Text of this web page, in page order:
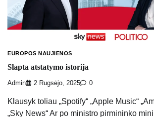
EUROPOS NAUJIENOS
Slapta atstatymo istorija
Admin 2 Rugsėjo, 2025 0
Klausyk toliau „Spotify“ „Apple Music“
„Sky News“ Ar po ministro pirmininko